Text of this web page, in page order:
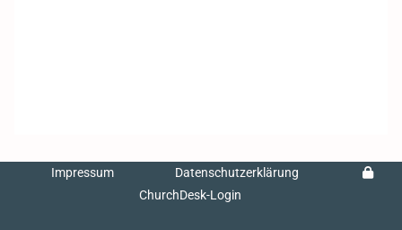
Impressum
Datenschutzerklärung
ChurchDesk-Login